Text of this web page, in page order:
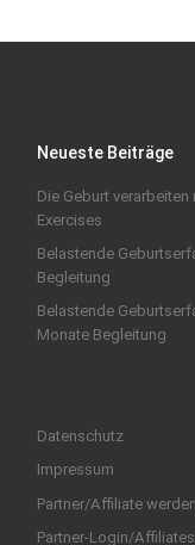
Neueste Beiträge
Die Geburt
Exercises
Belastende
Begleitung
Belastende
Monate Begleitung
Datenschutz
Impressum
Partner/Affiliate
Partner-Login/Affiliates